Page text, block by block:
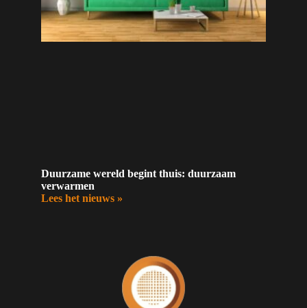
Duurzame wereld begint thuis: duurzaam
verwarmen
Lees het nieuws »